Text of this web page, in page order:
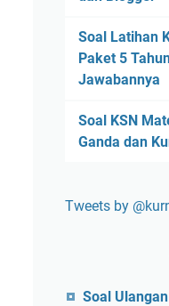
Soal Latihan
Paket 5
Jawabannya
Soal KSN
Ganda dan
Tweets by
Soal